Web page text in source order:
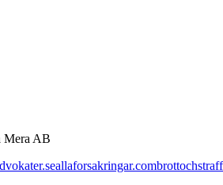
Mera AB
allaforsakringar.com